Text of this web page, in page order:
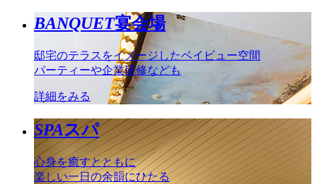
BANQUET宴会場
邸宅のテラスをイメージしたベイビュー空間
パーティーや企業研修なども
詳細をみる
SPAスパ
心身を癒すとともに
楽しい一日の余韻にひたる